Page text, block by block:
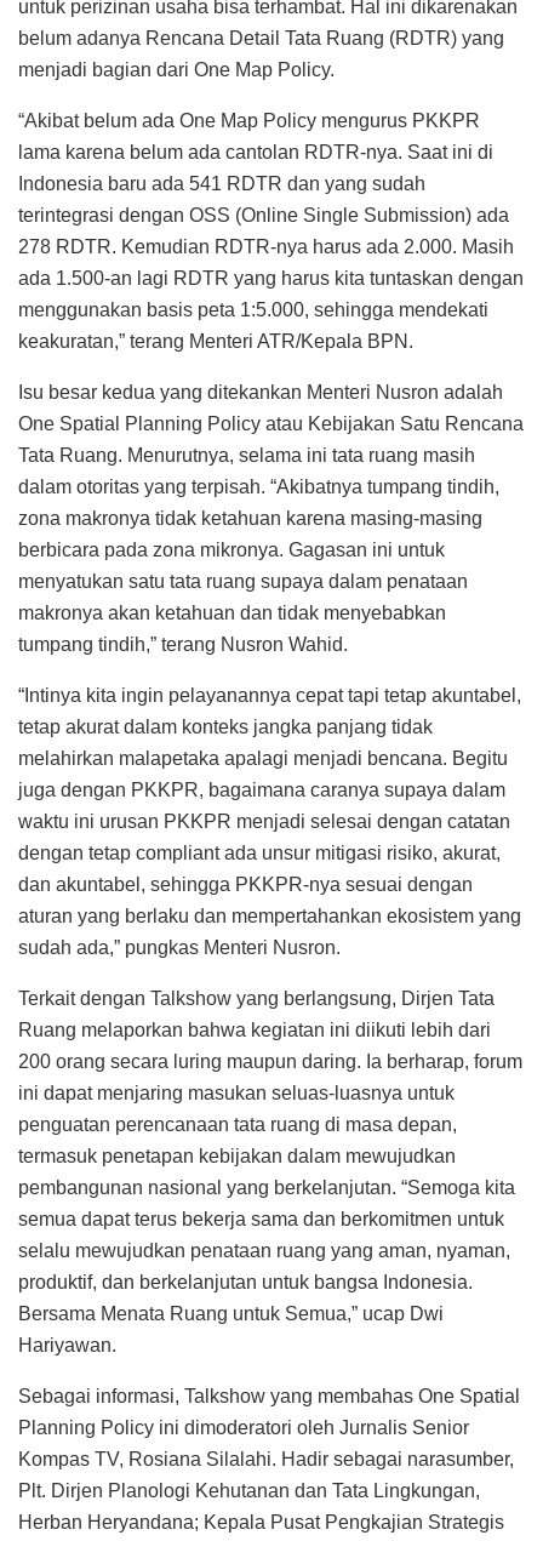
untuk perizinan usaha bisa terhambat. Hal ini dikarenakan
belum adanya Rencana Detail Tata Ruang (RDTR) yang
menjadi bagian dari One Map Policy.
“Akibat belum ada One Map Policy mengurus PKKPR
lama karena belum ada cantolan RDTR-nya. Saat ini di
Indonesia baru ada 541 RDTR dan yang sudah
terintegrasi dengan OSS (Online Single Submission) ada
278 RDTR. Kemudian RDTR-nya harus ada 2.000. Masih
ada 1.500-an lagi RDTR yang harus kita tuntaskan dengan
menggunakan basis peta 1:5.000, sehingga mendekati
keakuratan,” terang Menteri ATR/Kepala BPN.
Isu besar kedua yang ditekankan Menteri Nusron adalah
One Spatial Planning Policy atau Kebijakan Satu Rencana
Tata Ruang. Menurutnya, selama ini tata ruang masih
dalam otoritas yang terpisah. “Akibatnya tumpang tindih,
zona makronya tidak ketahuan karena masing-masing
berbicara pada zona mikronya. Gagasan ini untuk
menyatukan satu tata ruang supaya dalam penataan
makronya akan ketahuan dan tidak menyebabkan
tumpang tindih,” terang Nusron Wahid.
“Intinya kita ingin pelayanannya cepat tapi tetap akuntabel,
tetap akurat dalam konteks jangka panjang tidak
melahirkan malapetaka apalagi menjadi bencana. Begitu
juga dengan PKKPR, bagaimana caranya supaya dalam
waktu ini urusan PKKPR menjadi selesai dengan catatan
dengan tetap compliant ada unsur mitigasi risiko, akurat,
dan akuntabel, sehingga PKKPR-nya sesuai dengan
aturan yang berlaku dan mempertahankan ekosistem yang
sudah ada,” pungkas Menteri Nusron.
Terkait dengan Talkshow yang berlangsung, Dirjen Tata
Ruang melaporkan bahwa kegiatan ini diikuti lebih dari
200 orang secara luring maupun daring. Ia berharap, forum
ini dapat menjaring masukan seluas-luasnya untuk
penguatan perencanaan tata ruang di masa depan,
termasuk penetapan kebijakan dalam mewujudkan
pembangunan nasional yang berkelanjutan. “Semoga kita
semua dapat terus bekerja sama dan berkomitmen untuk
selalu mewujudkan penataan ruang yang aman, nyaman,
produktif, dan berkelanjutan untuk bangsa Indonesia.
Bersama Menata Ruang untuk Semua,” ucap Dwi
Hariyawan.
Sebagai informasi, Talkshow yang membahas One Spatial
Planning Policy ini dimoderatori oleh Jurnalis Senior
Kompas TV, Rosiana Silalahi. Hadir sebagai narasumber,
Plt. Dirjen Planologi Kehutanan dan Tata Lingkungan,
Herban Heryandana; Kepala Pusat Pengkajian Strategis